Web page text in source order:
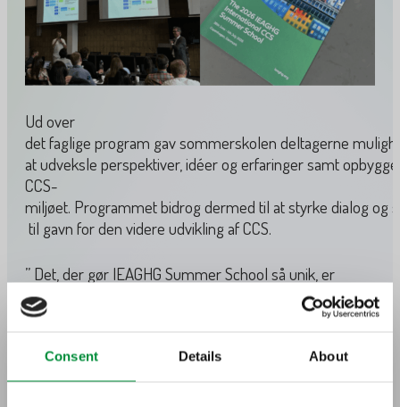
Consent Details About
Ud over
det faglige program gav sommerskolen deltagerne
at udveksle perspektiver, idéer og erfaringer samt
CCS-
miljøet. Programmet bidrog dermed til at styrke dialog og
til gavn for den videre udvikling af CCS.
” Det, der gør IEAGHG Summer School så unik, er
muligheden for at samle talentfulde studerende,
førende forskere og industrieksperter fra hele verden.
løbet af ugen, giver mig stor tiltro til fremtiden for CCS.
David Nevicato, Asset Manager, Bifrost Harald & Dagny,